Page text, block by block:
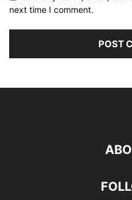
next time I comment.